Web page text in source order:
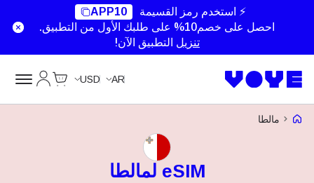
⚡ استخدم رمز القسيمة
APP10
احصل على خصم10% على طلبك الأول من التطبيق.
تنزيل التطبيق الآن!
AR
USD
Voye Homepage
مالطا
eSIM لمالطا